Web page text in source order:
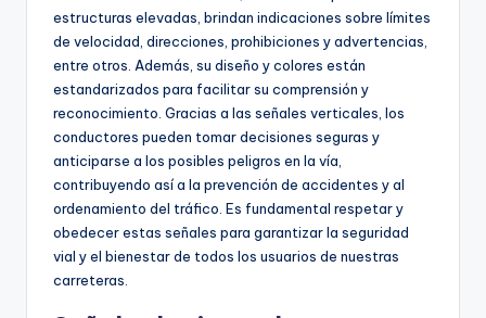
estructuras elevadas, brindan indicaciones sobre límites
de velocidad, direcciones, prohibiciones y advertencias,
entre otros. Además, su diseño y colores están
estandarizados para facilitar su comprensión y
reconocimiento. Gracias a las señales verticales, los
conductores pueden tomar decisiones seguras y
anticiparse a los posibles peligros en la vía,
contribuyendo así a la prevención de accidentes y al
ordenamiento del tráfico. Es fundamental respetar y
obedecer estas señales para garantizar la seguridad
vial y el bienestar de todos los usuarios de nuestras
carreteras.